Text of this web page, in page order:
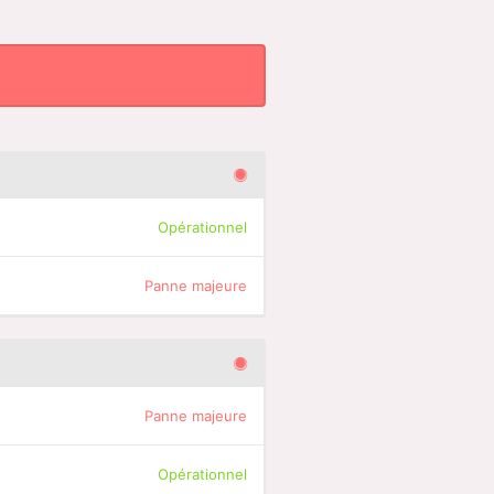
Opérationnel
Panne majeure
Panne majeure
Opérationnel